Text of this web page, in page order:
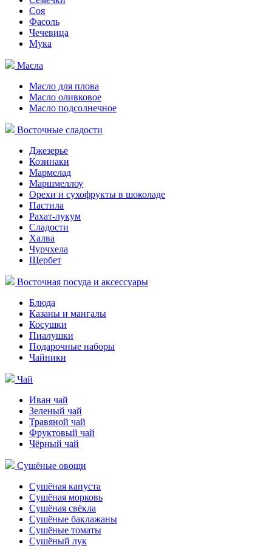
Соя
Фасоль
Чечевица
Мука
Масла
Масло для плова
Масло оливковое
Масло подсолнечное
Восточные сладости
Джезерье
Козинаки
Мармелад
Маршмеллоу
Орехи и сухофрукты в шоколаде
Пастила
Рахат-лукум
Сладости
Халва
Чурчхела
Щербет
Восточная посуда и аксессуары
Блюда
Казаны и мангалы
Косушки
Пиалушки
Подарочные наборы
Чайники
Чай
Иван чай
Зеленый чай
Травяной чай
Фруктовый чай
Чёрный чай
Сушёные овощи
Сушёная капуста
Сушёная морковь
Сушёная свёкла
Сушёные баклажаны
Сушёные томаты
Сушёный лук